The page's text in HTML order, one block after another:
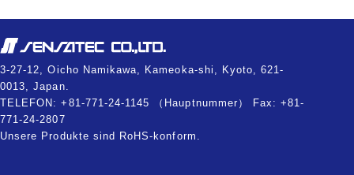
3-27-12, Oicho Namikawa, Kameoka-shi, Kyoto, 621-
0013, Japan.
TELEFON: +81-771-24-1145 （Hauptnummer） Fax: +81-
771-24-2807
Unsere Produkte sind RoHS-konform.